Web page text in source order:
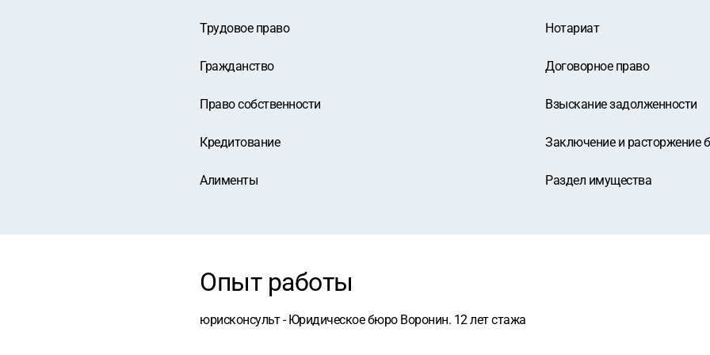
Трудовое право Нотариат
Гражданство Договорное право
Право собственности Взыскание задолженности
Кредитование Заключение и расторжение
Алименты Раздел имущества
Опыт работы
юрисконсульт - Юридическое бюро Воронин. 12 лет стажа